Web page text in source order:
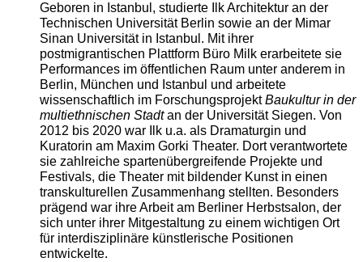
Geboren in Istanbul, studierte Ilk Architektur an der
Technischen Universität Berlin sowie an der Mimar
Sinan Universität in Istanbul. Mit ihrer
postmigrantischen Plattform Büro Milk erarbeitete sie
Performances im öffentlichen Raum unter anderem in
Berlin, München und Istanbul und arbeitete
wissenschaftlich im ForschungsprojektBaukultur in der
multiethnischen Stadtan der Universität Siegen. Von
2012 bis 2020 war Ilk u.a. als Dramaturgin und
Kuratorin am Maxim Gorki Theater. Dort verantwortete
sie zahlreiche spartenübergreifende Projekte und
Festivals, die Theater mit bildender Kunst in einen
transkulturellen Zusammenhang stellten. Besonders
prägend war ihre Arbeit am Berliner Herbstsalon, der
sich unter ihrer Mitgestaltung zu einem wichtigen Ort
für interdisziplinäre künstlerische Positionen
entwickelte.